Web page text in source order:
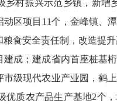
乡村振兴示范乡镇， 新增
区项目11个， 金峰镇、
粮食安全责任制，改造提
建成 ；建成省内首座桩基
市级现代农业产业园，鹤
优质农产品生产基地2个，